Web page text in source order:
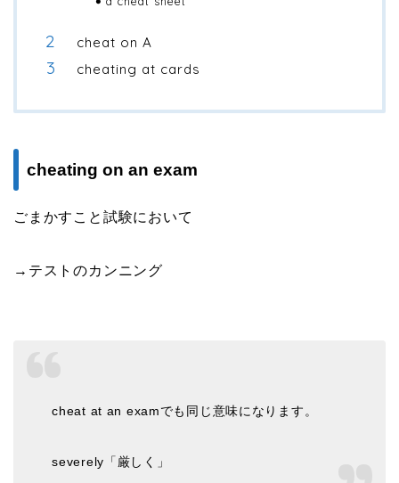
cheat on A
cheating at cards
cheating on an exam
ごまかすこと試験において
→テストのカンニング
cheat at an examでも同じ意味になります。
severely「厳しく」